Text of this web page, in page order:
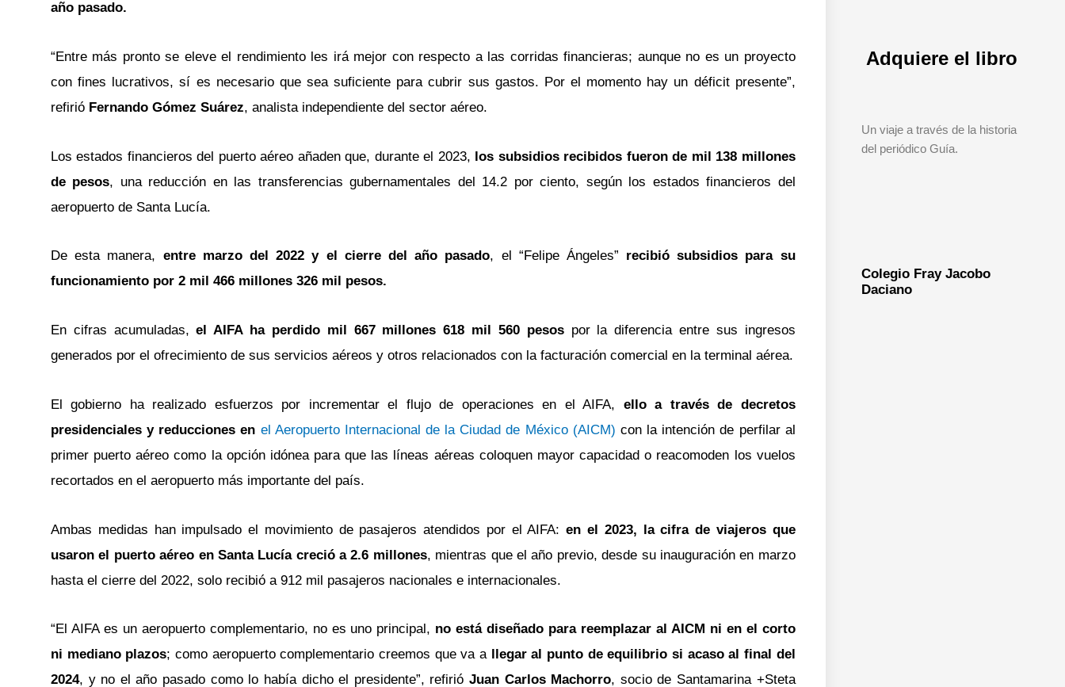
año pasado.
“Entre más pronto se eleve el rendimiento les irá mejor con respecto a las corridas financieras; aunque no es un proyecto
con fines lucrativos, sí es necesario que sea suficiente para cubrir sus gastos. Por el momento hay un déficit presente”,
refirió Fernando Gómez Suárez, analista independiente del sector aéreo.
Los estados financieros del puerto aéreo añaden que, durante el 2023, los subsidios recibidos fueron de mil 138 millones
de pesos, una reducción en las transferencias gubernamentales del 14.2 por ciento, según los estados financieros del
aeropuerto de Santa Lucía.
De esta manera, entre marzo del 2022 y el cierre del año pasado, el “Felipe Ángeles” recibió subsidios para su
funcionamiento por 2 mil 466 millones 326 mil pesos.
En cifras acumuladas,el AIFA ha perdido mil 667 millones 618 mil 560 pesos por la diferencia entre sus ingresos
generados por el ofrecimiento de sus servicios aéreos y otros relacionados con la facturación comercial en la terminal aérea.
El gobierno ha realizado esfuerzos por incrementar el flujo de operaciones en el AIFA, ello a través de decretos
presidenciales y reducciones en el Aeropuerto Internacional de la Ciudad de México (AICM) con la intención de perfilar al
primer puerto aéreo como la opción idónea para que las líneas aéreas coloquen mayor capacidad o reacomoden los vuelos
recortados en el aeropuerto más importante del país.
Ambas medidas han impulsado el movimiento de pasajeros atendidos por el AIFA: en el 2023, la cifra de viajeros que
usaron el puerto aéreo en Santa Lucía creció a 2.6 millones, mientras que el año previo, desde su inauguración en marzo
hasta el cierre del 2022, solo recibió a 912 mil pasajeros nacionales e internacionales.
“El AIFA es un aeropuerto complementario, no es uno principal, no está diseñado para reemplazar al AICM ni en el corto
ni mediano plazos; como aeropuerto complementario creemos que va a
llegar al punto de equilibrio si acaso al final del
2024, y no el año pasado como lo había dicho el presidente”, refirió Juan Carlos Machorro, socio de Santamarina +Steta
Adquiere el libro
Un viaje a través de la historia
del periódico Guía.
Colegio Fray Jacobo
Daciano